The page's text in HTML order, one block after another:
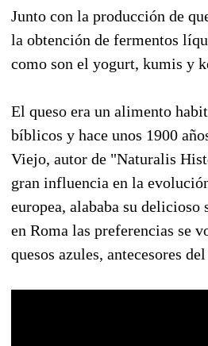
Junto con la producción de
la obtención de fermentos
como son el yogurt, kumis y
El queso era un alimento
bíblicos y hace unos 1900
Viejo, autor de "Naturalis
gran influencia en la
europea, alababa su delicioso
en Roma las preferencias se
quesos azules, antecesores